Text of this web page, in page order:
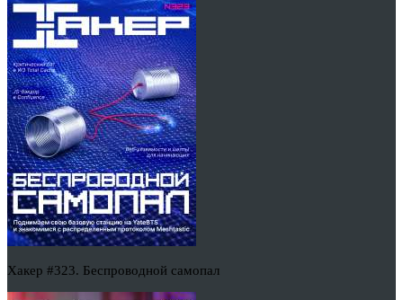
Хакер #323. Беспроводной самопал